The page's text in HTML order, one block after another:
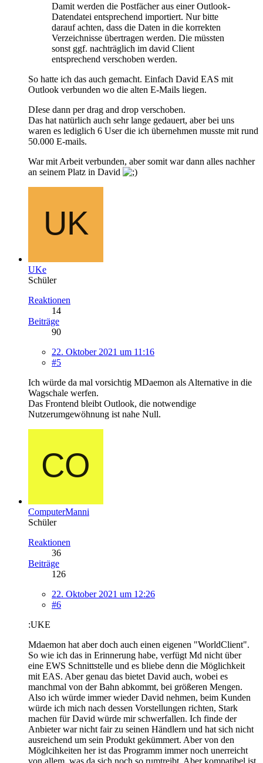
Damit werden die Postfächer aus einer Outlook-
Datendatei entsprechend importiert. Nur bitte
darauf achten, dass die Daten in die korrekten
Verzeichnisse übertragen werden. Die müssten
sonst ggf. nachträglich im david Client
entsprechend verschoben werden.
So hatte ich das auch gemacht. Einfach David EAS mit
Outlook verbunden wo die alten E-Mails liegen.
DIese dann per drag and drop verschoben.
Das hat natürlich auch sehr lange gedauert, aber bei uns
waren es lediglich 6 User die ich übernehmen musste mit rund
50.000 E-mails.
War mit Arbeit verbunden, aber somit war dann alles nachher
an seinem Platz in David
UKe
Schüler
Reaktionen
14
Beiträge
90
22. Oktober 2021 um 11:16
#5
Ich würde da mal vorsichtig MDaemon als Alternative in die
Wagschale werfen.
Das Frontend bleibt Outlook, die notwendige
Nutzerumgewöhnung ist nahe Null.
ComputerManni
Schüler
Reaktionen
36
Beiträge
126
22. Oktober 2021 um 12:26
#6
:UKE
Mdaemon hat aber doch auch einen eigenen "WorldClient".
So wie ich das in Erinnerung habe, verfügt Md nicht über
eine EWS Schnittstelle und es bliebe denn die Möglichkeit
mit EAS. Aber genau das bietet David auch, wobei es
manchmal von der Bahn abkommt, bei größeren Mengen.
Also ich würde immer wieder David nehmen, beim Kunden
würde ich mich nach dessen Vorstellungen richten, Stark
machen für David würde mir schwerfallen. Ich finde der
Anbieter war nicht fair zu seinen Händlern und hat sich nicht
ausreichend um sein Produkt gekümmert. Aber von den
Möglcihkeiten her ist das Programm immer noch unerreicht
von allem, was da sich noch so rumtreibt. Aber kompatibel ist